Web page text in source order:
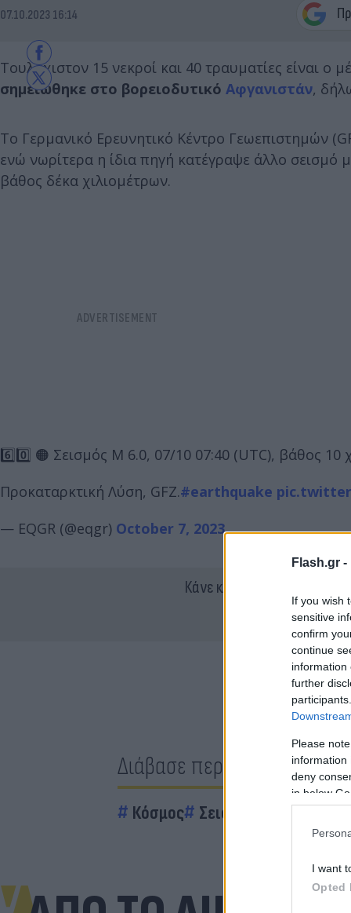
Flash.gr -
If you wish
sensitive
confirm
continue
information
further
Please
information
deny
in below
I want
Opted
07.10.2023 16:14
Τουλάχιστον 15 νεκροί και 40 τραυματίες είναι ο
σημειώθηκε στο βορειοδυτικό Αφγανιστάν,
Το Γερμανικό Ερευνητικό Κέντρο Γεωεπιστημών
ενώ νωρίτερα η ίδια πηγή κατέγραψε άλλο σεισμό
βάθος δέκα χιλιομέτρων.
6️⃣0️⃣ 🟠 Σεισμός M 6.0, 07/10 07:40 (UTC), βάθος
Προκαταρκτική Λύση, GFZ.#earthquake
— EQGR (@eqgr) October 7, 2023
Κάνε κλικ και δες
Διάβασε περισσότερα
Κόσμος Σεισμός